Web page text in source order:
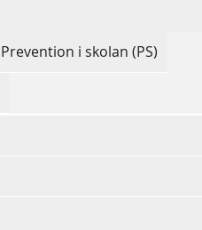
Prevention i skolan (PS)